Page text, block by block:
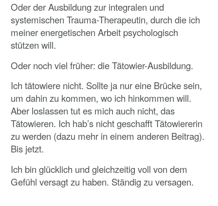
Oder der Ausbildung zur integralen und
systemischen Trauma-Therapeutin, durch die ich
meiner energetischen Arbeit psychologisch
stützen will.
Oder noch viel früher: die Tätowier-Ausbildung.
Ich tätowiere nicht. Sollte ja nur eine Brücke sein,
um dahin zu kommen, wo ich hinkommen will.
Aber loslassen tut es mich auch nicht, das
Tätowieren. Ich hab’s nicht geschafft Tätowiererin
zu werden (dazu mehr in einem anderen Beitrag).
Bis jetzt.
Ich bin glücklich und gleichzeitig voll von dem
Gefühl versagt zu haben. Ständig zu versagen.